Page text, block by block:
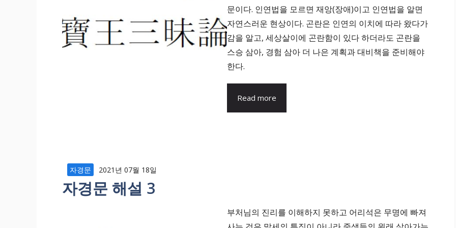
문이다. 인연법을 모르면 재앙(장애)이고 인연법을 알면
자연스러운 현상이다. 곤란은 인연의 이치에 따라 왔다가
감을 알고, 세상살이에 곤란함이 있다 하더라도 곤란을
스승 삼아, 경험 삼아 더 나은 계획과 대비책을 준비해야
한다.
Read more
자경문 2021년 07월 18일
자경문 해설 3
부처님의 진리를 이해하지 못하고 어리석은 무명에 빠져